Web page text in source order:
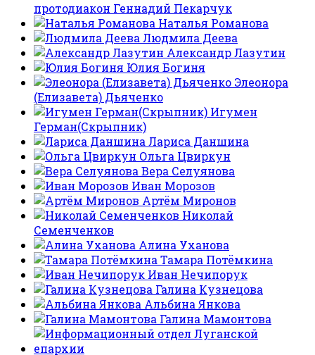
протодиакон Геннадий Пекарчук
Наталья Романова
Людмила Деева
Александр Лазутин
Юлия Богиня
Элеонора
(Елизавета) Дьяченко
Игумен
Герман(Скрыпник)
Лариса Даншина
Ольга Цвиркун
Вера Селуянова
Иван Морозов
Артём Миронов
Николай
Семенченков
Алина Уханова
Тамара Потёмкина
Иван Нечипорук
Галина Кузнецова
Альбина Янкова
Галина Мамонтова